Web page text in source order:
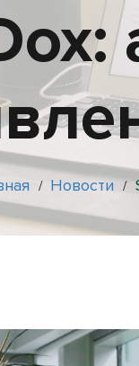
/ Новости /